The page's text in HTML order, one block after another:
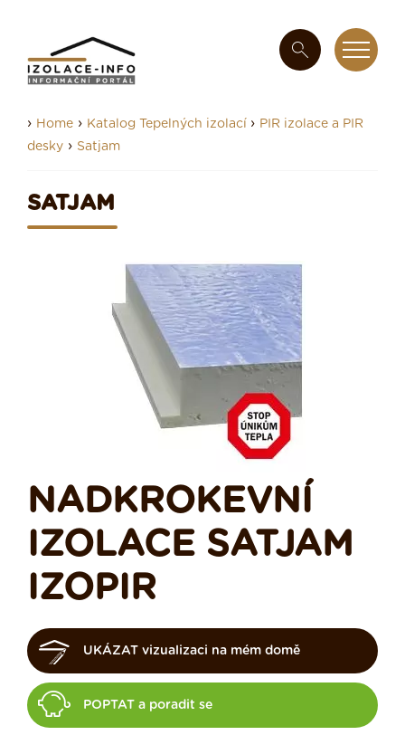
› Home › Katalog Tepelných izolací › PIR izolace a PIR
desky › Satjam
SATJAM
NADKROKEVNÍ
IZOLACE SATJAM
IZOPIR
UKÁZAT vizualizaci na mém domě
POPTAT a poradit se